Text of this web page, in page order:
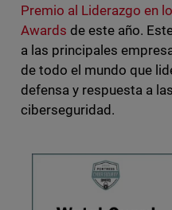
Premio al Liderazgo en
Awards de este año.
a las principales
de todo el mundo que
defensa y respuesta a
ciberseguridad.